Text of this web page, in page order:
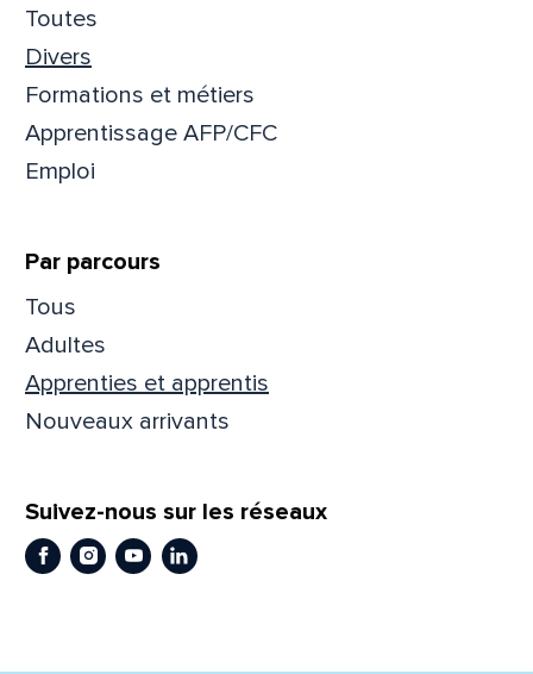
Toutes
Divers
Formations et métiers
Apprentissage AFP/CFC
Emploi
Par parcours
Tous
Adultes
Apprenties et apprentis
Nouveaux arrivants
Suivez-nous sur les réseaux
Facebook
Instagram
YoutubeLinkedIn